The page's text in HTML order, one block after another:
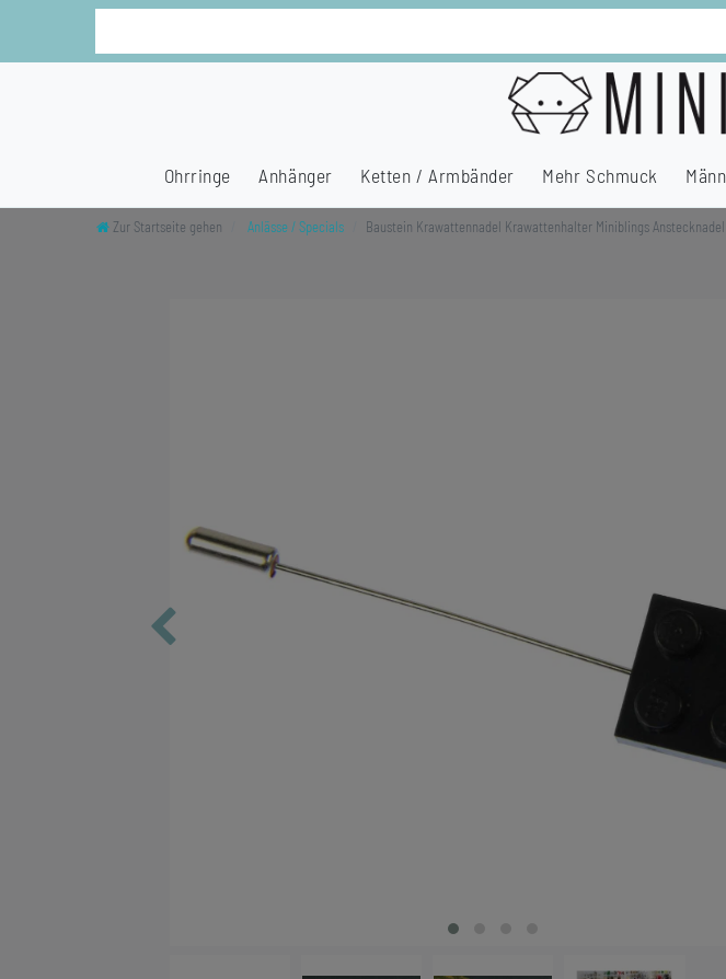
Ohrringe Anhänger Ketten / Armbänder Mehr Schmuck
Zur Startseite gehen Anlässe / Specials Baustein Krawattennadel Krawattenhalter Miniblings